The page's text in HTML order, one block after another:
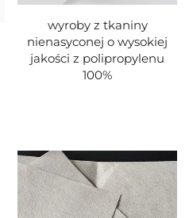
wyroby z tkaniny
nienasyconej o wysokiej
jakości z polipropylenu
100%